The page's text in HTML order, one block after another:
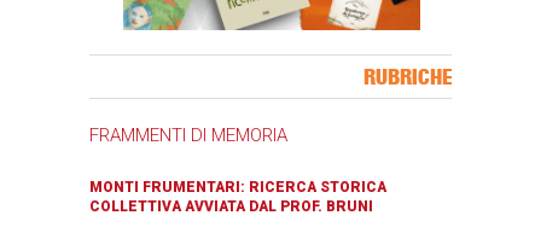
RUBRICHE
FRAMMENTI DI MEMORIA
MONTI FRUMENTARI: RICERCA STORICA
COLLETTIVA AVVIATA DAL PROF. BRUNI